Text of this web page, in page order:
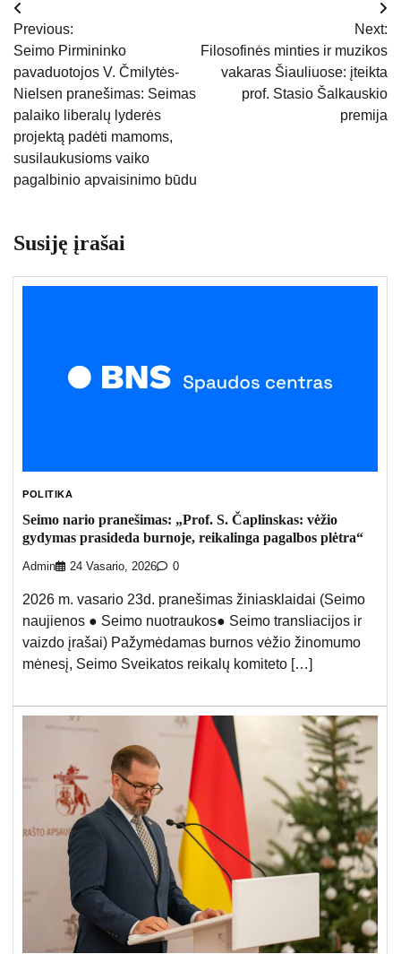
Navigacija
tarp
įrašų
Previous:
Seimo Pirmininko
pavaduotojos V. Čmilytės-
Nielsen pranešimas: Seimas
palaiko liberalų lyderės
projektą padėti mamoms,
susilaukusioms vaiko
pagalbinio apvaisinimo būdu
Next:
Filosofinės minties ir muzikos
vakaras Šiauliuose: įteikta
prof. Stasio Šalkauskio
premija
Susiję įrašai
POLITIKA
Seimo nario pranešimas: „Prof. S. Čaplinskas: vėžio
gydymas prasideda burnoje, reikalinga pagalbos plėtra“
Admin 24 Vasario, 2026 0
2026 m. vasario 23d. pranešimas žiniasklaidai (Seimo
naujienos ● Seimo nuotraukos● Seimo transliacijos ir
vaizdo įrašai) Pažymėdamas burnos vėžio žinomumo
mėnesį, Seimo Sveikatos reikalų komiteto […]